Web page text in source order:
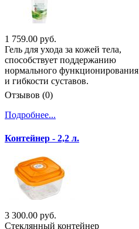
1 759.00 руб.
Гель для ухода за кожей тела,
способствует поддержанию
нормального функционирования
и гибкости суставов.
Отзывов (0)
Подробнее...
Контейнер - 2,2 л.
3 300.00 руб.
Стеклянный контейнер